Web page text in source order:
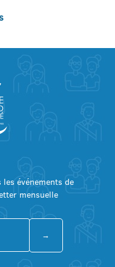
événements de
mensuelle